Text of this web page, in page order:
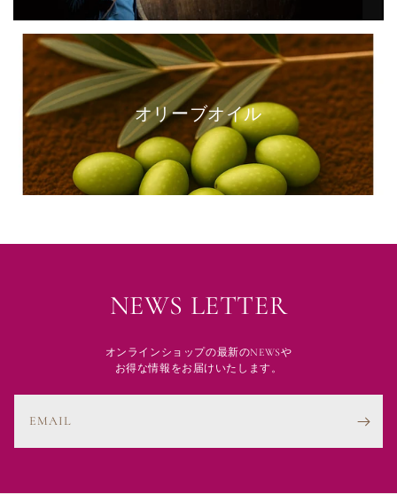
オリーブオイル
NEWS LETTER
オンラインショップの最新のNEWSや
お得な情報をお届けいたします。
EMAIL